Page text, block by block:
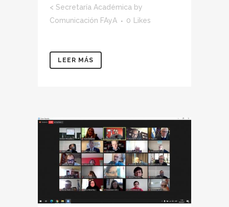
< Secretaría Académica by
Comunicación FAyA
0 Likes
LEER MÁS